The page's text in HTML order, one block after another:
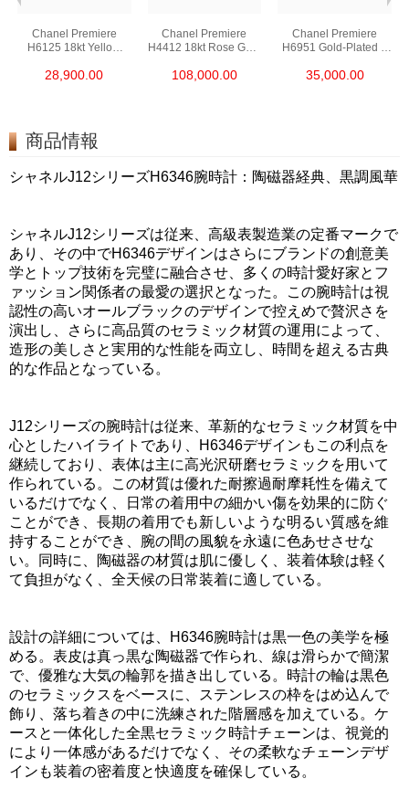
Chanel Premiere
H6125 18kt Yellow
28,900.00
Chanel Premiere
H4412 18kt Rose Gold
108,000.00
Chanel Premiere
H6951 Gold-Plated &
35,000.00
商品情報
シャネルJ12シリーズH6346腕時計：陶磁器経典、黒調風華
シャネルJ12シリーズは従来、高級表製造業の定番マークで
あり、その中でH6346デザインはさらにブランドの創意美
学とトップ技術を完璧に融合させ、多くの時計愛好家とフ
ァッション関係者の最愛の選択となった。この腕時計は視
認性の高いオールブラックのデザインで控えめで贅沢さを
演出し、さらに高品質のセラミック材質の運用によって、
造形の美しさと実用的な性能を両立し、時間を超える古典
的な作品となっている。
J12シリーズの腕時計は従来、革新的なセラミック材質を中
心としたハイライトであり、H6346デザインもこの利点を
継続しており、表体は主に高光沢研磨セラミックを用いて
作られている。この材質は優れた耐擦過耐摩耗性を備えて
いるだけでなく、日常の着用中の細かい傷を効果的に防ぐ
ことができ、長期の着用でも新しいような明るい質感を維
持することができ、腕の間の風貌を永遠に色あせさせな
い。同時に、陶磁器の材質は肌に優しく、装着体験は軽く
て負担がなく、全天候の日常装着に適している。
設計の詳細については、H6346腕時計は黒一色の美学を極
める。表皮は真っ黒な陶磁器で作られ、線は滑らかで簡潔
で、優雅な大気の輪郭を描き出している。時計の輪は黒色
のセラミックスをベースに、ステンレスの枠をはめ込んで
飾り、落ち着きの中に洗練された階層感を加えている。ケ
ースと一体化した全黒セラミック時計チェーンは、視覚的
により一体感があるだけでなく、その柔軟なチェーンデザ
インも装着の密着度と快適度を確保している。